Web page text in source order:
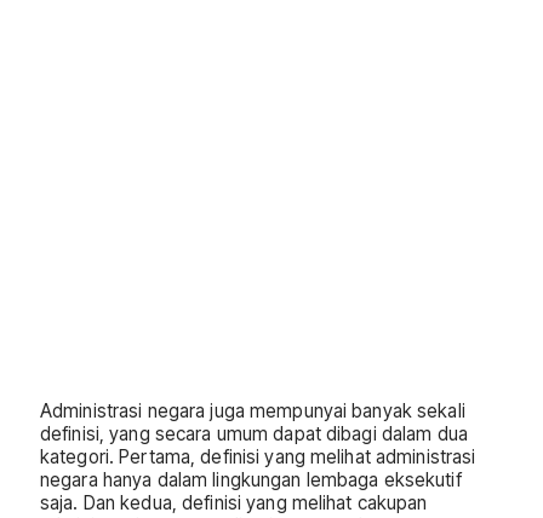
Administrasi negara juga mempunyai banyak sekali
definisi, yang secara umum dapat dibagi dalam dua
kategori. Pertama, definisi yang melihat administrasi
negara hanya dalam lingkungan lembaga eksekutif
saja. Dan kedua, definisi yang melihat cakupan